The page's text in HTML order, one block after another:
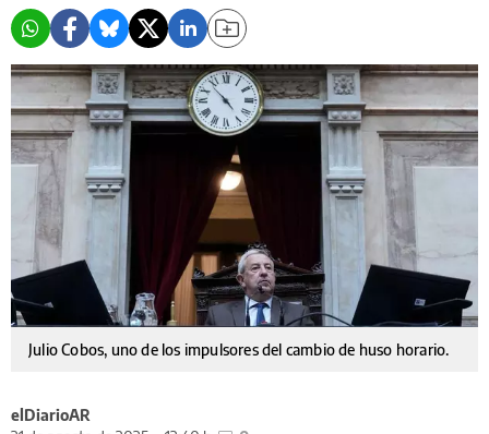
Julio Cobos, uno de los impulsores del cambio de huso horario.
elDiarioAR